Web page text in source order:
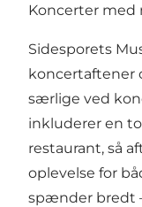
Koncerter med
Sidesporets
koncertaftener
særlige ved
inkluderer en
restaurant, så
oplevelse for
spænder bredt